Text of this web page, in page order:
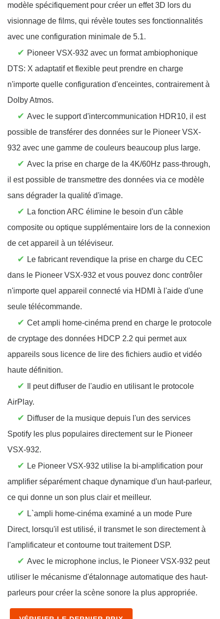
modèle spécifiquement pour créer un effet 3D lors du
visionnage de films, qui révèle toutes ses fonctionnalités
avec une configuration minimale de 5.1.
✔ Pioneer VSX-932 avec un format ambiophonique
DTS: X adaptatif et flexible peut prendre en charge
n'importe quelle configuration d'enceintes, contrairement à
Dolby Atmos.
✔ Avec le support d'intercommunication HDR10, il est
possible de transférer des données sur le Pioneer VSX-
932 avec une gamme de couleurs beaucoup plus large.
✔ Avec la prise en charge de la 4K/60Hz pass-through,
il est possible de transmettre des données via ce modèle
sans dégrader la qualité d'image.
✔ La fonction ARC élimine le besoin d'un câble
composite ou optique supplémentaire lors de la connexion
de cet appareil à un téléviseur.
✔ Le fabricant revendique la prise en charge du CEC
dans le Pioneer VSX-932 et vous pouvez donc contrôler
n'importe quel appareil connecté via HDMI à l'aide d'une
seule télécommande.
✔ Cet ampli home-cinéma prend en charge le protocole
de cryptage des données HDCP 2.2 qui permet aux
appareils sous licence de lire des fichiers audio et vidéo
haute définition.
✔
Il peut diffuser de l'audio en utilisant le protocole
AirPlay.
✔ Diffuser de la musique depuis l'un des services
Spotify les plus populaires directement sur le Pioneer
VSX-932.
✔ Le Pioneer VSX-932 utilise la bi-amplification pour
amplifier séparément chaque dynamique d'un haut-parleur,
ce qui donne un son plus clair et meilleur.
✔ L`ampli home-cinéma examiné a un mode Pure
Direct, lorsqu'il est utilisé, il transmet le son directement à
l'amplificateur et contourne tout traitement DSP.
✔ Avec le microphone inclus, le Pioneer VSX-932 peut
utiliser le mécanisme d'étalonnage automatique des haut-
parleurs pour créer la scène sonore la plus appropriée.